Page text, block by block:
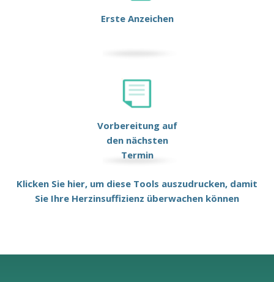
Erste Anzeichen
Vorbereitung auf
den nächsten
Termin
Klicken Sie hier, um diese Tools auszudrucken, damit
Sie Ihre Herzinsuffizienz überwachen können